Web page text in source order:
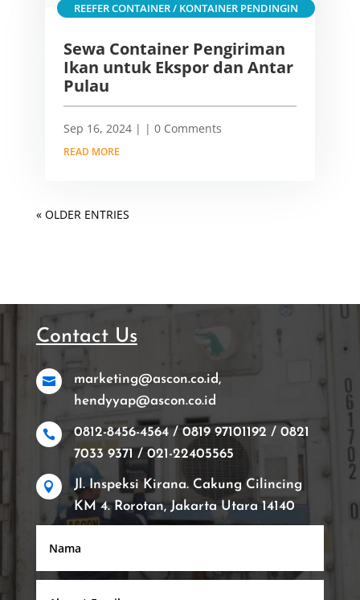
Sewa Container Pengiriman
Ikan untuk Ekspor dan Antar
Pulau
Sep 16, 2024|
REEFER CONTAINER / KONTAINER PENDINGIN
| 0 Comments
READ MORE
« OLDER ENTRIES
Contact Us

marketing@ascon.co.id,
hendyyap@ascon.co.id

0812-8456-4564 / 0819 97101192 / 0821
7033 9371 / 021-22405565

Jl. Inspeksi Kirana. Cakung Cilincing
KM 4. Rorotan, Jakarta Utara 14140